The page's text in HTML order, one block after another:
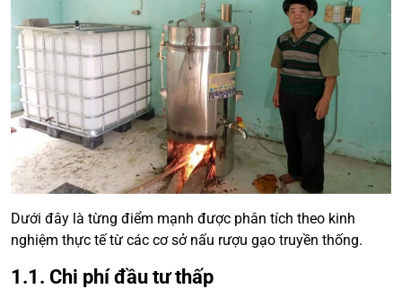
Dưới đây là từng điểm mạnh được phân tích theo kinh
nghiệm thực tế từ các cơ sở nấu rượu gạo truyền thống.
1.1. Chi phí đầu tư thấp